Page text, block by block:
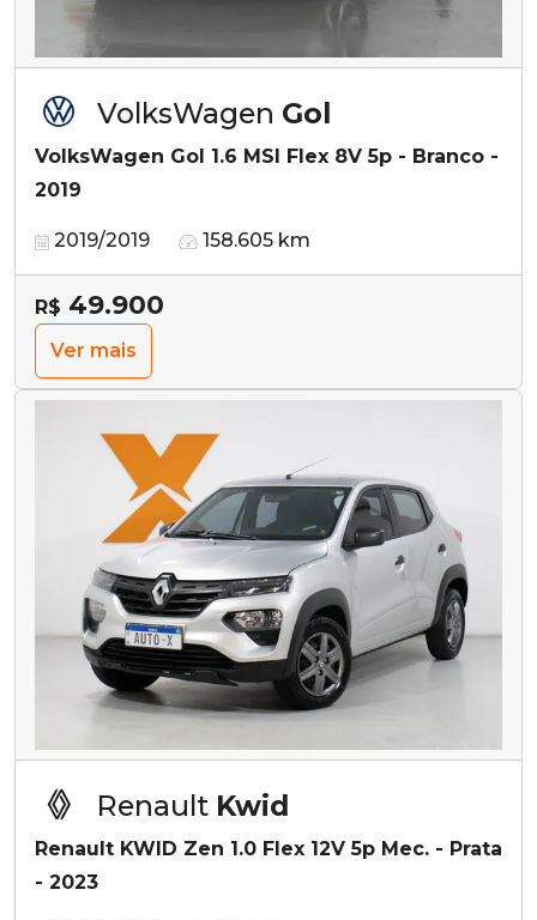
VolksWagen Gol
VolksWagen Gol 1.6 MSI Flex 8V 5p - Branco -
2019
2019/2019 158.605 km
R$ 49.900
Ver mais
Renault Kwid
Renault KWID Zen 1.0 Flex 12V 5p Mec. - Prata
- 2023